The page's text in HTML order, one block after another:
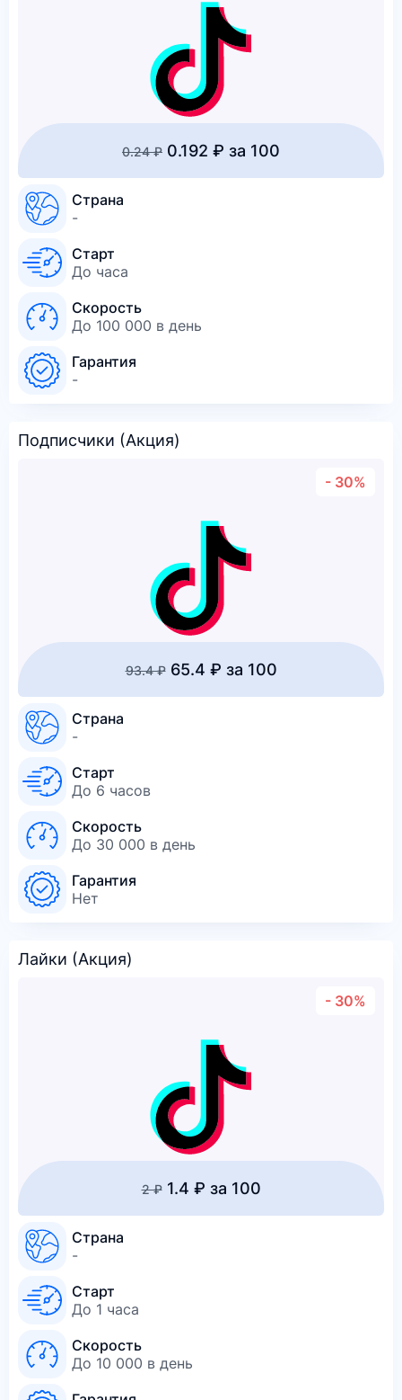
0.24 ₽ 0.192 ₽ за 100
Страна
-
Старт
До часа
Скорость
До 100 000 в день
Гарантия
-
Подписчики (Акция)
- 30%
93.4 ₽65.4 ₽ за 100
Страна
-
Старт
До 6 часов
Скорость
До 30 000 в день
Гарантия
Нет
Лайки (Акция)
- 30%
2 ₽1.4 ₽ за 100
Страна
-
Старт
До 1 часа
Скорость
До 10 000 в день